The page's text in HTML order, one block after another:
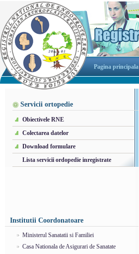
Pagina principala
Servicii ortopedie
Obiectivele RNE
Colectarea datelor
Download formulare
Lista servicii ordopedie inregistrate
Institutii Coordonatoare
Ministerul Sanatatii si Familiei
Casa Nationala de Asigurari de Sanatate